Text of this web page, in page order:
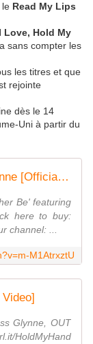
le Read My Lips
Love, Hold My
sans compter les
les titres et que
rejointe
dès le 14
Uni à partir du
Clean Bandit - Rather Be ft. Jess Glynne [Official Video]
Be' featuring
here to buy:
channel: ...
M1AtrxztU
Glynne, OUT